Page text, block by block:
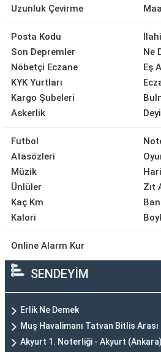
Uzunluk Çevirme
Posta Kodu
Son Depremler
Nöbetçi Eczane
KYK Yurtları
Kargo Şubeleri
Askerlik
Ne
Eş
Futbol
Atasözleri
Müzik
Ünlüler
Kaç Km
Kalori
Zıt
Online Alarm Kur
SENDEYİM
Erlik Ne Demek
Muş Havalimanı Tatvan Bitlis Arası
Akyurt 1. Noterliği - Akyurt (Ankara)